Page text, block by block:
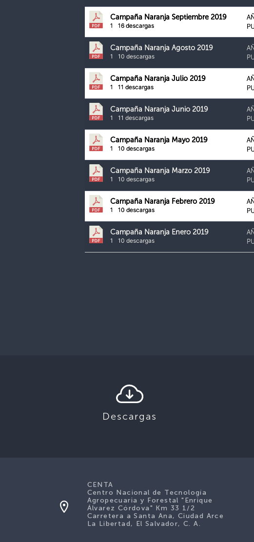
Campaña Naranja Septiembre 2019
1 16 descargas
Campaña Naranja Agosto 2019
1 10 descargas
Campaña Naranja Julio 2019
1 11 descargas
Campaña Naranja Junio 2019
1 11 descargas
Campaña Naranja Mayo 2019
1 10 descargas
Campaña Naranja Marzo 2019
1 10 descargas
Campaña Naranja Febrero 2019
1 10 descargas
Campaña Naranja Enero 2019
1 10 descargas
Descargas
CENTA
Centro Nacional de Tecnología
Agropecuaria y Forestal "Enrique
Álvarez Córdova" Km 33 1/2
Carretera a Santa Ana, Ciudad Arce
La Libertad, El Salvador, C. A.